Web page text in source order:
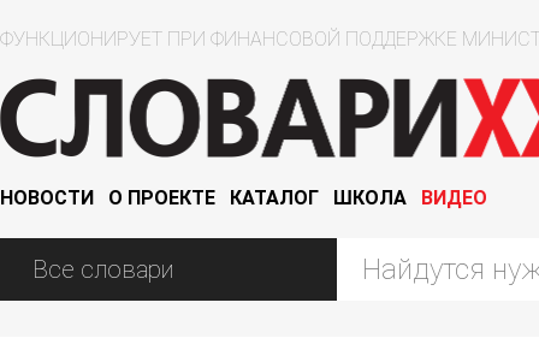
ФУНКЦИОНИРУЕТ ПРИ ФИНАНСОВОЙ ПОДДЕРЖКЕ
НОВОСТИ О ПРОЕКТЕ КАТАЛОГ ШКОЛА ВИДЕО